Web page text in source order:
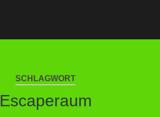
SCHLAGWORT
Escaperaum